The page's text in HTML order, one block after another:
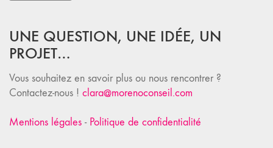
UNE QUESTION, UNE IDÉE, UN
PROJET…
Vous souhaitez en savoir plus ou nous rencontrer ?
Contactez-nous ! clara@morenoconseil.com
Mentions légales - Politique de confidentialité